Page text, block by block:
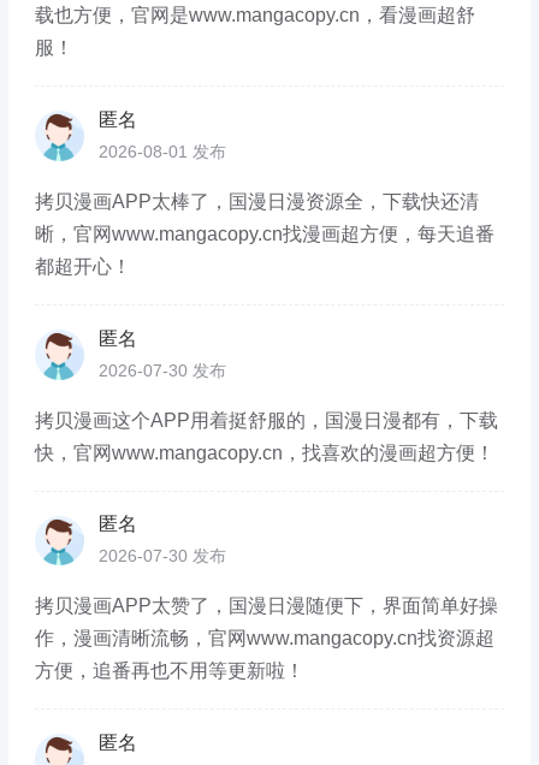
载也方便，官网是www.mangacopy.cn，看漫画超舒
服！
匿名
2026-08-01 发布
拷贝漫画APP太棒了，国漫日漫资源全，下载快还清
晰，官网www.mangacopy.cn找漫画超方便，每天追番
都超开心！
匿名
2026-07-30 发布
拷贝漫画这个APP用着挺舒服的，国漫日漫都有，下载
快，官网www.mangacopy.cn，找喜欢的漫画超方便！
匿名
2026-07-30 发布
拷贝漫画APP太赞了，国漫日漫随便下，界面简单好操
作，漫画清晰流畅，官网www.mangacopy.cn找资源超
方便，追番再也不用等更新啦！
匿名